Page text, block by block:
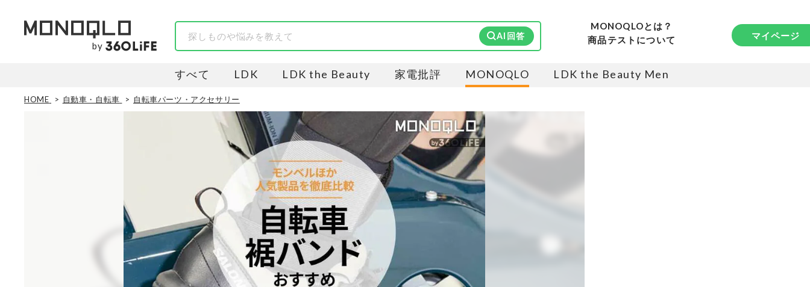
by
AI回答
MONOQLOとは？
商品テストについて
マイページ
すべて LDK LDK the Beauty 家電批評 MONOQLO LDK the Beauty Men
HOME 自動車・自転車 自転車パーツ・アクセサリー